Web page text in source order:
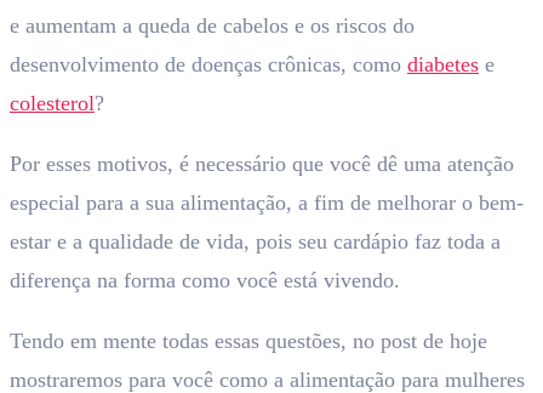
e aumentam a queda de cabelos e os riscos do
desenvolvimento de doenças crônicas, como diabetes e
colesterol?
Por esses motivos, é necessário que você dê uma atenção
especial para a sua alimentação, a fim de melhorar o bem-
estar e a qualidade de vida, pois seu cardápio faz toda a
diferença na forma como você está vivendo.
Tendo em mente todas essas questões, no post de hoje
mostraremos para você como a alimentação para mulheres